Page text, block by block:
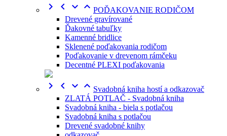
    POĎAKOVANIE RODIČOM
Drevené gravírované
Ďakovné tabuľky
Kamenné bridlice
Sklenené poďakovania rodičom
Poďakovanie v drevenom rámčeku
Decentné PLEXI poďakovania
    Svadobná kniha hostí a odkazovač
ZLATÁ POTLAČ - Svadobná kniha
Svadobná kniha - biela s potlačou
Svadobná kniha s potlačou
Drevené svadobné knihy